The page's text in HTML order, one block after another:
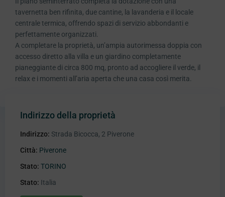
tavernetta ben rifinita, due cantine, la lavanderia e il locale
centrale termica, offrendo spazi di servizio abbondanti e
perfettamente organizzati.
A completare la proprietà, un’ampia autorimessa doppia con
accesso diretto alla villa e un giardino completamente
pianeggiante di circa 800 mq, pronto ad accogliere il verde, il
relax e i momenti all’aria aperta che una casa così merita.
Indirizzo della proprietà
Indirizzo: Strada Bicocca, 2 Piverone
Città: Piverone
Stato: TORINO
Stato: Italia